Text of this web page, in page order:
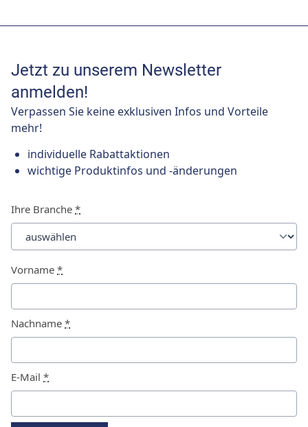
Jetzt zu unserem Newsletter
anmelden!
Verpassen Sie keine exklusiven Infos und Vorteile
mehr!
individuelle Rabattaktionen
wichtige Produktinfos und -änderungen
Ihre Branche *
Vorname *
Nachname *
E-Mail *